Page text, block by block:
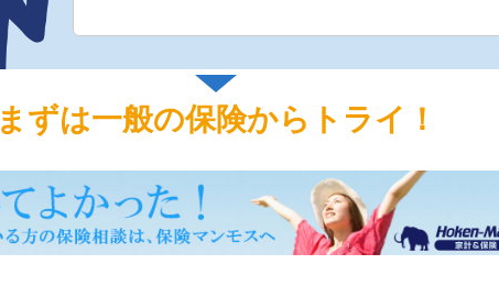
まずは一般の保険から トライ！